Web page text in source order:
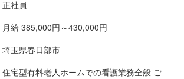
正社員
月給 385,000円～430,000円
埼玉県春日部市
住宅型有料老人ホームでの看護業務全般 ご